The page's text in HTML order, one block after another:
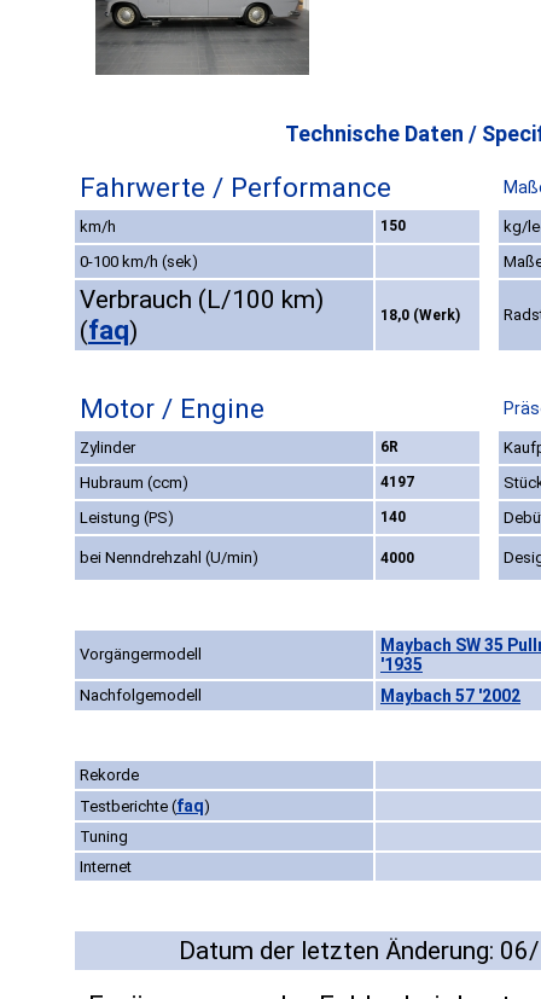
Technische Daten /
Fahrwerte / Performance
km/h 150
kg/
0-100 km/h (sek)
Verbrauch (L/100 km)
(faq)
18,0 (Werk)
Motor / Engine
Zylinder 6R
Hubraum (ccm)
4197
Leistung (PS)
140
bei Nenndrehzahl (U/min) 4000
Vorgängermodell
Maybach SW 35
'1935
Nachfolgemodell Maybach 57 '2002
Rekorde
Testberichte (faq)
Tuning
Internet
Datum der letzten Änderung: